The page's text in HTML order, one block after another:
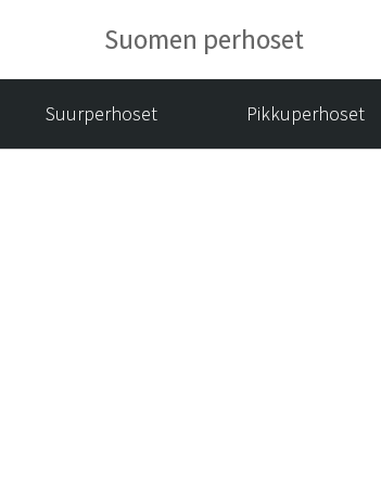
Suomen perhoset
Suurperhoset Pikkuperhoset